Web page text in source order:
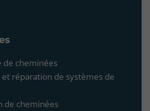
de cheminées
réparation de systèmes de
de cheminées